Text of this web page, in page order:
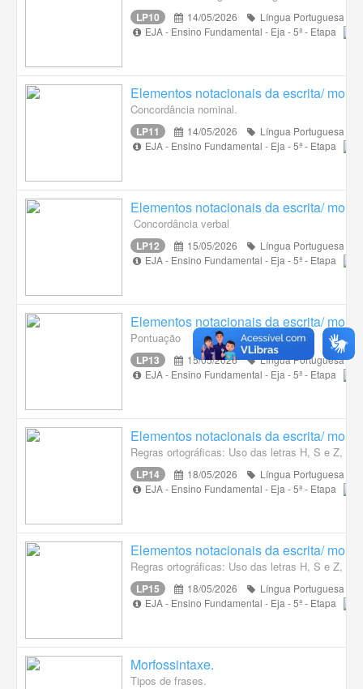
LP10 14/05/2026
Língua Portuguesa
EJA - Ensino Fundamental - Eja - 5ª - Etapa
Elementos notacionais da escrita/
Concordância nominal.
LP11 14/05/2026
Língua Portuguesa
EJA - Ensino Fundamental - Eja - 5ª - Etapa
Elementos notacionais da escrita/
Concordância verbal
LP12 15/05/2026
Língua Portuguesa
EJA - Ensino Fundamental - Eja - 5ª - Etapa
Elementos notacionais da escrita/
Pontuação
LP13 15/05/2026
Língua Portuguesa
EJA - Ensino Fundamental - Eja - 5ª - Etapa
Elementos notacionais da escrita/
Regras ortográficas: Uso das letras H, S e Z, X
LP14 18/05/2026
Língua Portuguesa
EJA - Ensino Fundamental - Eja - 5ª - Etapa
Elementos notacionais da escrita/
Regras ortográficas: Uso das letras H, S e Z, X
LP15 18/05/2026
Língua Portuguesa
EJA - Ensino Fundamental - Eja - 5ª - Etapa
Morfossintaxe.
Tipos de frases.